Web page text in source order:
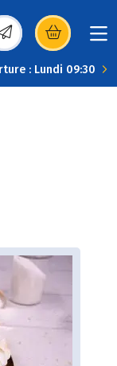
dans une
: Lundi 09:30